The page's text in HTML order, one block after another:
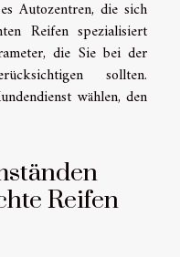
Autozentren, die sich
Reifen spezialisiert
die Sie bei der
sollten.
wählen, den
Reifen